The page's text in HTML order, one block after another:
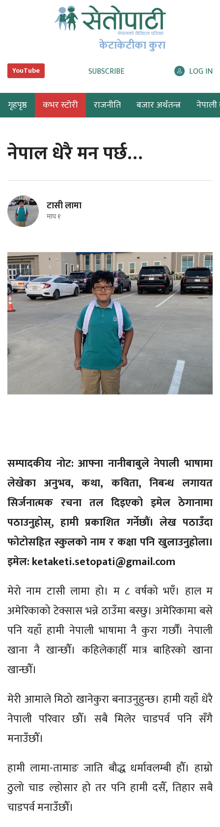
केटाकेटीका कुरा
YouTube SUBSCRIBE LOG IN
गृहपृष्ठ कभर स्टोरी राजनीति बजार अर्थतन्त्र नेपाली
नेपाल धेरै मन पर्छ…
टासी लामा
माघ १
सम्पादकीय नोट: आफ्ना नानीबाबुले नेपाली भाषामा
लेखेका अनुभव, कथा, कविता, निबन्ध लगायत
सिर्जनात्मक रचना तल दिइएको इमेल ठेगानामा
पठाउनुहोस्, हामी प्रकाशित गर्नेछौं। लेख पठाउँदा
फोटोसहित स्कुलको नाम र कक्षा पनि खुलाउनुहोला।
इमेल: ketaketi.setopati@gmail.com
मेरो नाम टासी लामा हो। म ८ वर्षको भएँ। हाल म
अमेरिकाको टेक्सास भन्ने ठाउँमा बस्छु। अमेरिकामा बसे
पनि यहाँ हामी नेपाली भाषामा नै कुरा गर्छौँ। नेपाली
खाना नै खान्छौँ। कहिलेकाहीँ मात्र बाहिरको खाना
खान्छौँ।
मेरी आमाले मिठो खानेकुरा बनाउनुहुन्छ। हामी यहाँ धेरै
नेपाली परिवार छौँ। सबै मिलेर चाडपर्व पनि सँगै
मनाउँछौँ।
हामी लामा-तामाङ जाति बौद्ध धर्मावलम्बी हौँ। हाम्रो
ठुलो चाड ल्होसार हो तर पनि हामी दसैँ, तिहार सबै
चाडपर्व मनाउँछौँ।